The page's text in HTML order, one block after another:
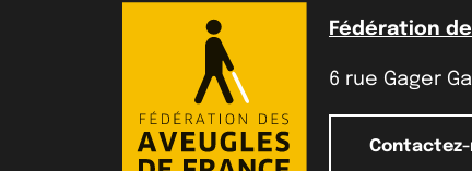
Fédération
6 rue Gager
Contactez-